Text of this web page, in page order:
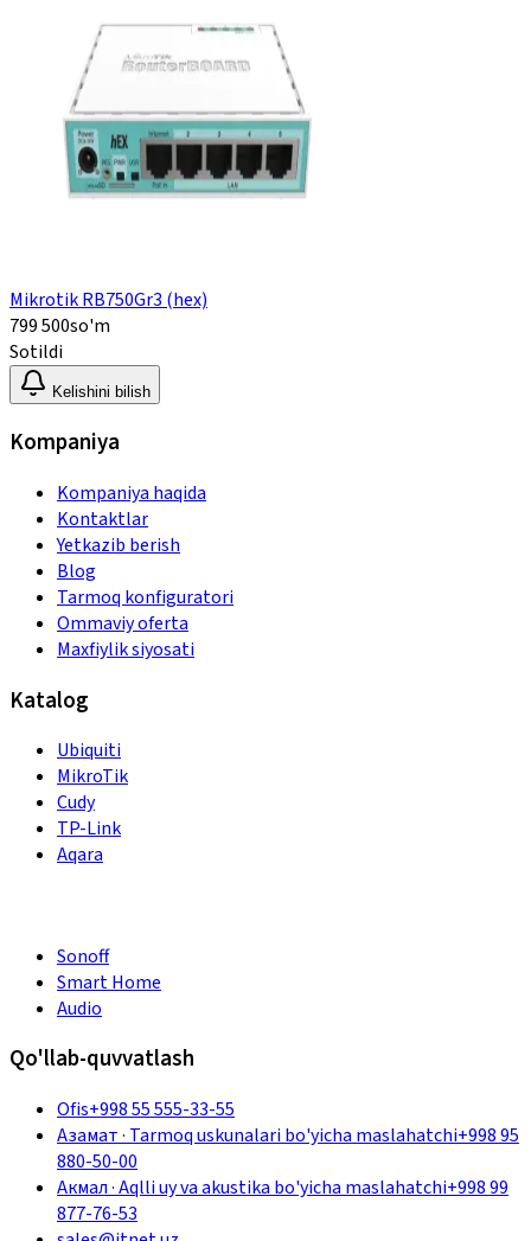
Mikrotik RB750Gr3 (hex)
799 500so'm
Sotildi
Kelishini bilish
Kompaniya
Kompaniya haqida
Kontaktlar
Yetkazib berish
Blog
Tarmoq konfiguratori
Ommaviy oferta
Maxfiylik siyosati
Katalog
Ubiquiti
MikroTik
Cudy
TP-Link
Aqara
Sonoff
Smart Home
Audio
Qo'llab-quvvatlash
Ofis+998 55 555-33-55
Азамат· Tarmoq uskunalari bo'yicha maslahatchi+998 95
880-50-00
Акмал·Aqlli uy va akustika bo'yicha maslahatchi+998 99
877-76-53